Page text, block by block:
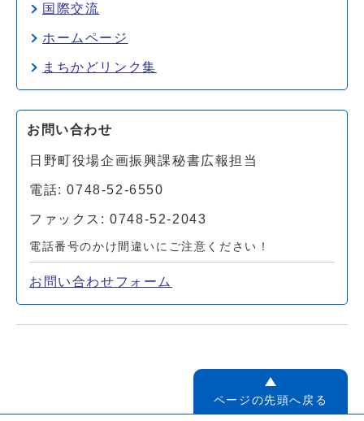
国際交流
ホームページ
まちかどリンク集
お問い合わせ
日野町役場企画振興課秘書広報担当
電話: 0748-52-6550
ファックス: 0748-52-2043
電話番号のかけ間違いにご注意ください！
お問い合わせフォーム
ページの先頭へ戻る